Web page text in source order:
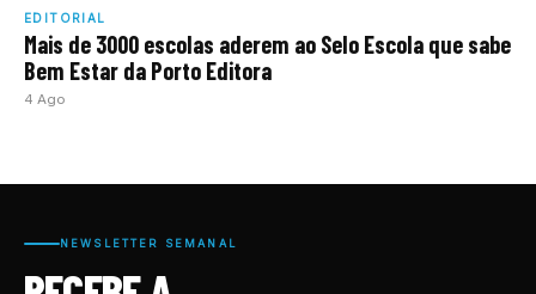
EDITORIAL
Mais de 3000 escolas aderem ao Selo Escola que sabe
Bem Estar da Porto Editora
4 Ago
NEWSLETTER SEMANAL